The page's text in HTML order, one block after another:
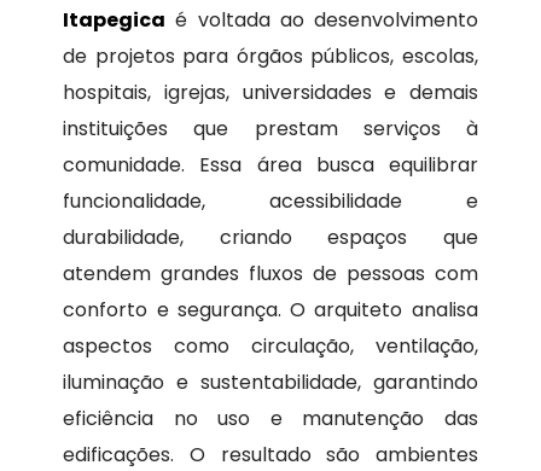
Itapegica é voltada ao desenvolvimento
de projetos para órgãos públicos, escolas,
hospitais, igrejas, universidades e demais
instituições que prestam serviços à
comunidade. Essa área busca equilibrar
funcionalidade, acessibilidade e
durabilidade, criando espaços que
atendem grandes fluxos de pessoas com
conforto e segurança. O arquiteto analisa
aspectos como circulação, ventilação,
iluminação e sustentabilidade, garantindo
eficiência no uso e manutenção das
edificações. O resultado são ambientes